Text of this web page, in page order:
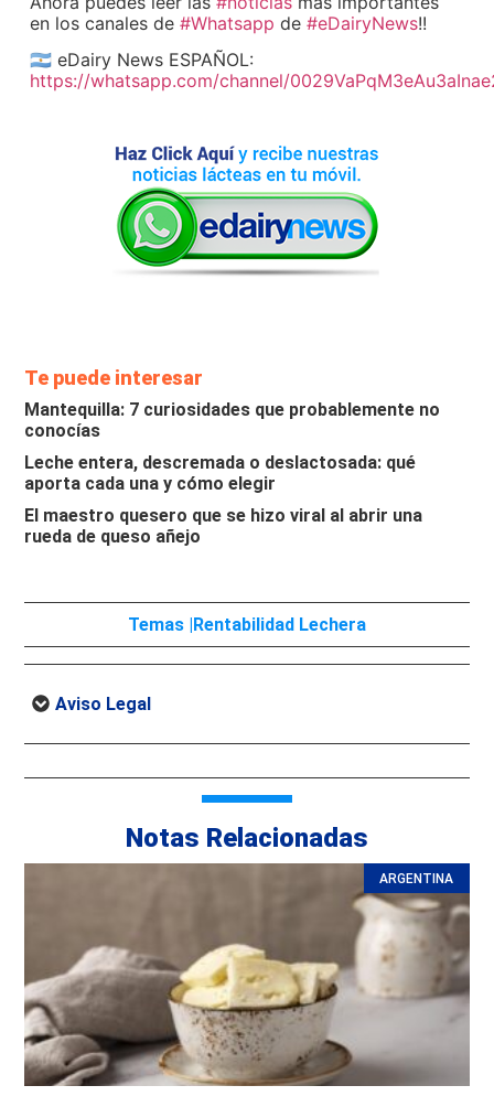
en los canales de #Whatsapp de #eDairyNews!!
🇦🇷 eDairy News ESPAÑOL:
https://whatsapp.com/channel/
Te puede interesar
Mantequilla: 7 curiosidades que probablemente no
conocías
Leche entera, descremada o deslactosada: qué
aporta cada una y cómo elegir
El maestro quesero que se hizo viral al abrir una
rueda de queso añejo
Temas | Rentabilidad Lechera
Aviso Legal
Notas Relacionadas
ARGENTINA